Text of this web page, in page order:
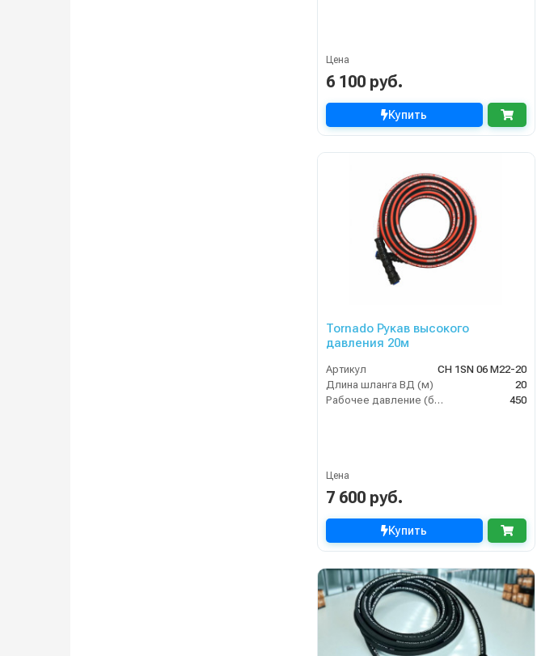
Цена
6 100 руб.
Купить
Tornado Рукав высокого
давления 20м
Артикул
CH 1SN 06 M22-20
Длина шланга ВД (м)
20
Рабочее давление (бар)
450
Цена
7 600 руб.
Купить